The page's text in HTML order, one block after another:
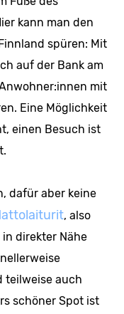
kann man den
spüren: Mit
auf der Bank am
mit
Eine Möglichkeit
einen Besuch ist
dafür aber keine
, also
in direkter Nähe
teilweise auch
schöner Spot ist